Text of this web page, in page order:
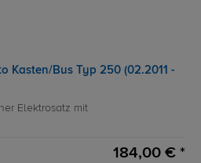
Kasten/Bus Typ 250 (02.2011 -
Elektrosatz mit
184,00 € *